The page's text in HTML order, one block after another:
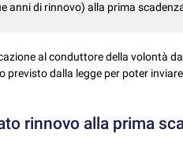
anni di rinnovo) alla prima
al conduttore della volontà
dalla legge per poter
rinnovo alla prima